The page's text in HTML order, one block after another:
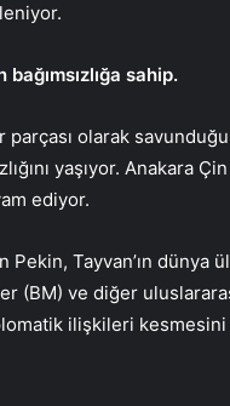
sahip.
parçası olarak
yaşıyor. Anakara
ediyor.
Pekin, Tayvan’ın dünya
(BM) ve diğer
ilişkileri